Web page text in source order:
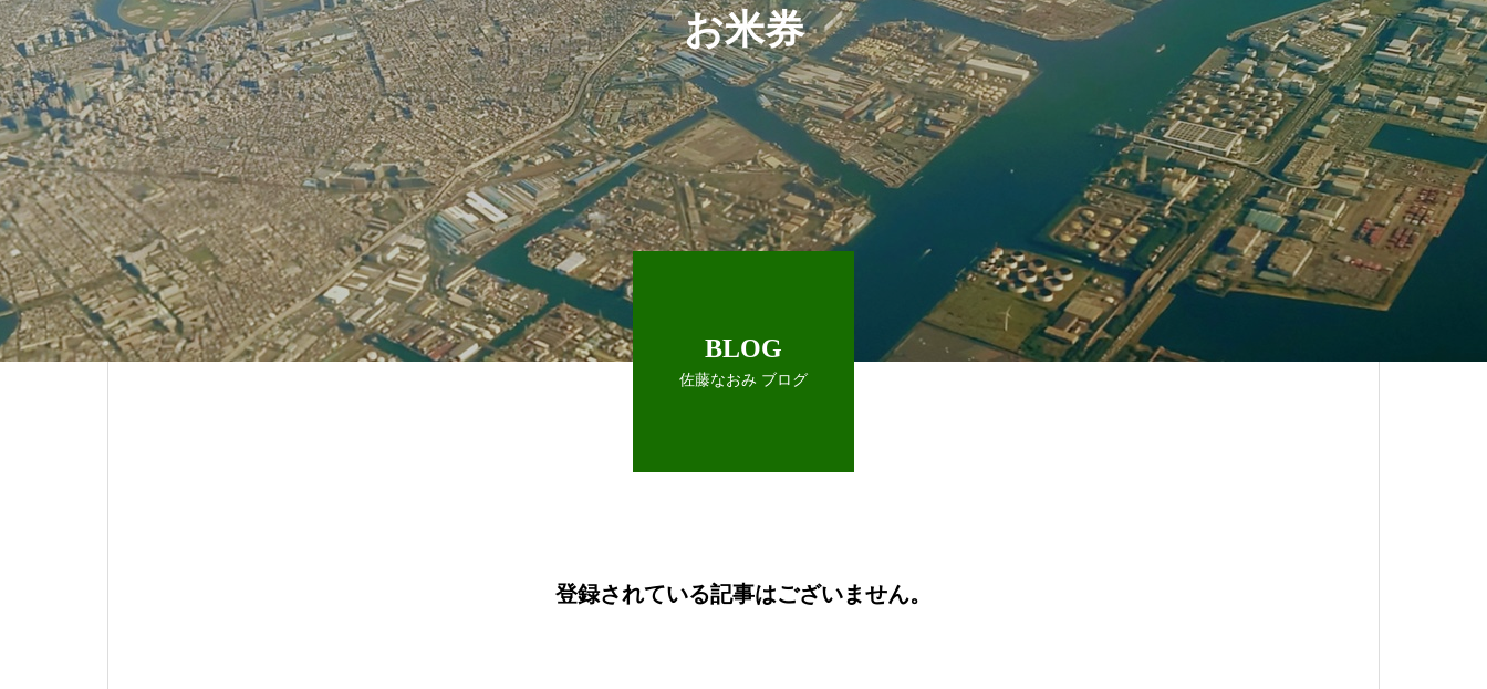
Philosophy
Social Contributions
社会貢献
Policy
Single Mother
シングルマザー
支援
Large Family
多子世帯支援
Disability Chi
ldren Support
障害のある子ど
も支援
Elderly Suppo
高齢者支援
Animal Welfa
re
動物愛護
Useful information
み/令
会（1
大田区議会議員：寺下なおみ/令
和7年予算特別委員会（令和7年3
月18日/審査第7日 款別質疑）
大田区議会議員：寺下なおみ/令
和7年予算特別委員会（令和7年3
月17日/審査第6日 款別質疑）
大田区議会議員：寺下なおみ/令
和7年予算特別委員会（令和7年3
月12日/審査第4日 款別質疑）
大田区議会議員：佐藤なおみ/令
和7年第1回大田区議会定例会（3
月5日（第4日）/討論）
大田区議会議
和6年第4回大
1月29日/一般質
お米券
BLOG
佐藤なおみ ブログ
登録されている記事はございません。